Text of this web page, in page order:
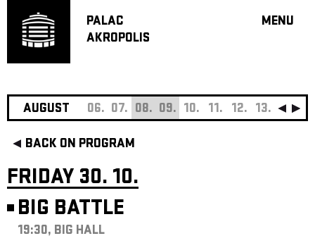
PALAC
AKROPOLIS
MENU
JAZZ
AUGUST 06. 07. 08. 09. 10. 11. 12. 13. 14.
BACK ON PROGRAM
FRIDAY 30. 10.
BIG BATTLE
19:30, BIG HALL